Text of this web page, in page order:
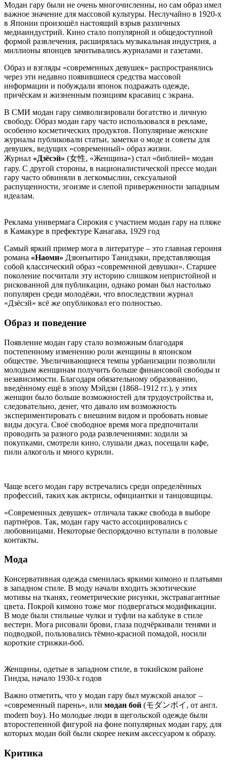
Модан гару были не очень многочисленны, но сам образ имел
важное значение для массовой культуры. Неслучайно в 1920-х
в Японии произошёл настоящий взрыв различных
медиаиндустрий. Кино стало популярной и общедоступной
формой развлечения, расширялась музыкальная индустрия, а
миллионы японцев зачитывались журналами и газетами.
Образ и взгляды «современных девушек» распространялись
через эти недавно появившиеся средства массовой
информации и побуждали японок подражать одежде,
причёскам и жизненным позициям красавиц с экрана.
В СМИ модан гару символизировали богатство и личную
свободу. Образ модан гару часто использовался в рекламе,
особенно косметических продуктов. Популярные женские
журналы публиковали статьи, заметки о моде и советы для
девушек, ведущих «современный» образ жизни.
Журнал «Дзёсэй» (女性, «Женщина») стал «библией» модан
гару. С другой стороны, в националистической прессе модан
гару часто обвиняли в легкомыслии, сексуальной
распущенности, эгоизме и слепой приверженности западным
идеалам.
Реклама универмага Сирокия с участием модан гару на пляже
в Камакуре в префектуре Канагава, 1929 год
Самый яркий пример мога в литературе – это главная героиня
романа «Наоми» Дзюнъитиро Танидзаки, представляющая
собой классический образ «современной девушки». Старшее
поколение посчитали эту историю слишком непристойной и
рискованной для публикации, однако роман был настолько
популярен среди молодёжи, что впоследствии журнал
«Дзёсэй» всё же опубликовал его полностью.
Образ и поведение
Появление модан гару стало возможным благодаря
постепенному изменению роли женщины в японском
обществе. Увеличивающиеся темпы урбанизации позволили
молодым женщинам получить больше финансовой свободы и
независимости. Благодаря обязательному образованию,
введённому ещё в эпоху Мэйдзи (1868–1912 гг.), у этих
женщин было больше возможностей для трудоустройства и,
следовательно, денег, что давало им возможность
экспериментировать с внешним видом и пробовать новые
виды досуга. Своё свободное время мога предпочитали
проводить за разного рода развлечениями: ходили за
покупками, смотрели кино, слушали джаз, посещали кафе,
пили алкоголь и много курили.
Чаще всего модан гару встречались среди определённых
профессий, таких как актрисы, официантки и танцовщицы.
«Современных девушек» отличала также свобода в выборе
партнёров. Так, модан гару часто ассоциировались с
любовницами. Некоторые беспорядочно вступали в половые
контакты.
Мода
Консервативная одежда сменилась яркими кимоно и платьями
в западном стиле. В моду начали входить экзотические
мотивы на тканях, геометрические рисунки, экстравагантные
цвета. Покрой кимоно тоже мог подвергаться модификации.
В моде были стильные чулки и туфли на каблуке в стиле
вестерн. Мога рисовали брови, глаза подчёркивали тенями и
подводкой, пользовались тёмно-красной помадой, носили
короткие стрижки-боб.
Женщины, одетые в западном стиле, в токийском районе
Гиндза, начало 1930-х годов
Важно отметить, что у модан гару был мужской аналог –
«современный парень», или модан бой (モダンボイ, от англ.
modern boy). Но молодые люди в щегольской одежде были
второстепенной фигурой на фоне популярных модан гару, для
которых модан бой были скорее неким аксессуаром к образу.
Критика